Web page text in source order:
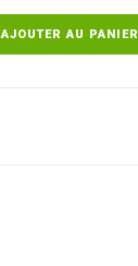
AJOUTER AU PANIER